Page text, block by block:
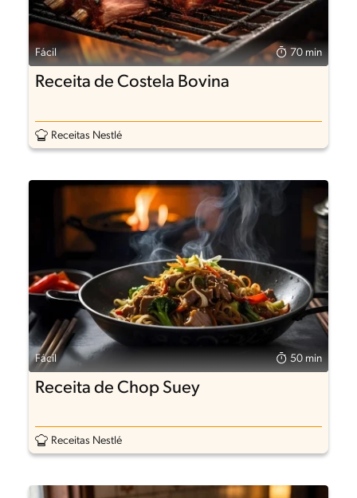
Fácil 70 min
Receita de Costela Bovina
Receitas Nestlé
Fácil 50 min
Receita de Chop Suey
Receitas Nestlé